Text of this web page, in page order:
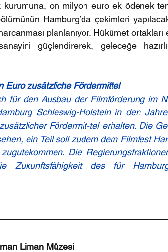
on milyon euro ek ödenek
Hamburg’da çekimleri
planlanıyor. Hükümet ortakları
güçlendirerek, geleceğe
Euro zusätzliche Fördermittel
für den Ausbau der Filmförderung im
Schleswig-Holstein in den
Fördermit-tel erhalten. Die
ein Teil soll zudem dem Filmfest
Die
Zukunftsfähigkeit des für
Liman Müzesi